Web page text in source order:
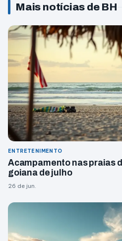
Mais notícias de BH
ENTRETENIMENTO
Acampamento nas praias
goiana de julho
26 de jun.